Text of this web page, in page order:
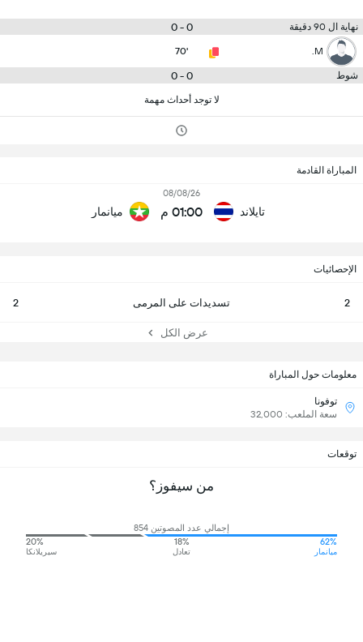
نهاية ال 90 دقيقة 0 - 0
M.
70'
شوط 0 - 0
لا توجد أحداث مهمة
المباراة القادمة
تايلاند
08/08/26
01:00 م ميانمار
الإحصائيات
2 تسديدات على المرمى 2
عرض الكل
معلومات حول المباراة
توفونا
سعة الملعب: 32,000
توقعات
من سيفوز؟
إجمالي عدد المصوتين 854
62%
ميانمار
18%
تعادل
20%
سيريلانكا